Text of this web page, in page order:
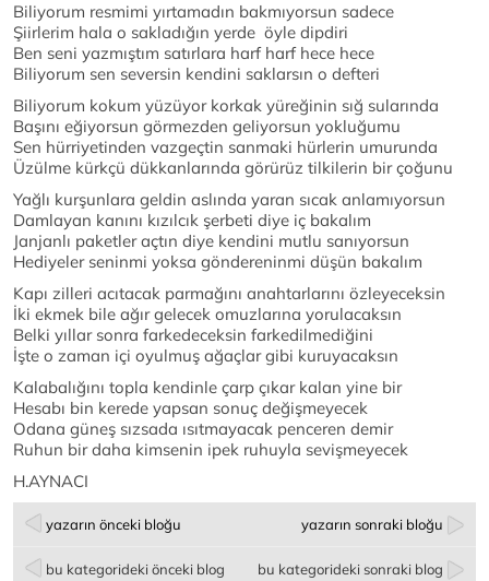
Biliyorum resmimi yırtamadın bakmıyorsun sadece
Şiirlerim hala o sakladığın yerde öyle dipdiri
Ben seni yazmıştım satırlara harf harf hece hece
Biliyorum sen seversin kendini saklarsın o defteri
Biliyorum kokum yüzüyor korkak yüreğinin sığ sularında
Başını eğiyorsun görmezden geliyorsun yokluğumu
Sen hürriyetinden vazgeçtin sanmaki hürlerin umurunda
Üzülme kürkçü dükkanlarında görürüz tilkilerin bir çoğunu
Yağlı kurşunlara geldin aslında yaran sıcak anlamıyorsun
Damlayan kanını kızılcık şerbeti diye iç bakalım
Janjanlı paketler açtın diye kendini mutlu sanıyorsun
Hediyeler seninmi yoksa göndereninmi düşün bakalım
Kapı zilleri acıtacak parmağını anahtarlarını özleyeceksin
İki ekmek bile ağır gelecek omuzlarına yorulacaksın
Belki yıllar sonra farkedeceksin farkedilmediğini
İşte o zaman içi oyulmuş ağaçlar gibi kuruyacaksın
Kalabalığını topla kendinle çarp çıkar kalan yine bir
Hesabı bin kerede yapsan sonuç değişmeyecek
Odana güneş sızsada ısıtmayacak penceren demir
Ruhun bir daha kimsenin ipek ruhuyla sevişmeyecek
H.AYNACI
yazarın önceki bloğu yazarın sonraki bloğu
bu kategorideki önceki blog bu kategorideki sonraki blog